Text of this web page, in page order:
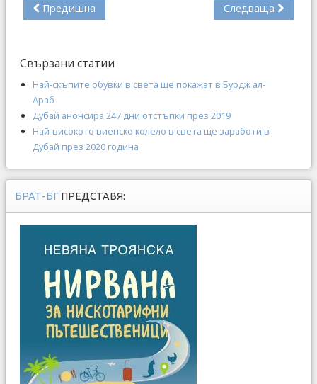
Предишна Следваща
Свързани статии
Най-скъпите обувки в света ще покажат в Бурдж ал-
Араб
Дубай анонсира 247 дни отстъпки през 2019
Най-високото виенско колело в света ще заработи в
Дубай през 2020 година
БРАТ-БГ ПРЕДСТАВЯ: